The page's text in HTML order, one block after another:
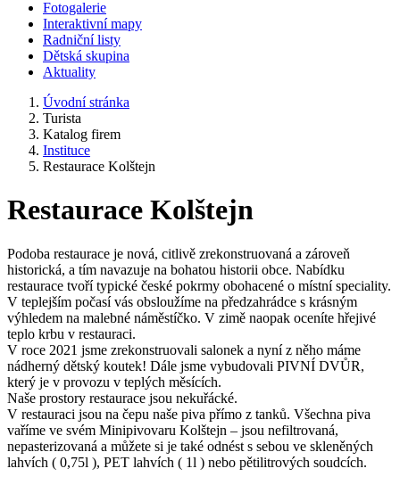
Fotogalerie
Interaktivní mapy
Radniční listy
Dětská skupina
Aktuality
Úvodní stránka
Turista
Katalog firem
Instituce
Restaurace Kolštejn
Restaurace Kolštejn
Podoba restaurace je nová, citlivě zrekonstruovaná a zároveň
historická, a tím navazuje na bohatou historii obce. Nabídku
restaurace tvoří typické české pokrmy obohacené o místní speciality.
V teplejším počasí vás obsloužíme na předzahrádce s krásným
výhledem na malebné náměstíčko. V zimě naopak oceníte hřejivé
teplo krbu v restauraci.
V roce 2021 jsme zrekonstruovali salonek a nyní z něho máme
nádherný dětský koutek! Dále jsme vybudovali PIVNÍ DVŮR,
který je v provozu v teplých měsících.
Naše prostory restaurace jsou nekuřácké.
V restauraci jsou na čepu naše piva přímo z tanků. Všechna piva
vaříme ve svém Minipivovaru Kolštejn – jsou nefiltrovaná,
nepasterizovaná a můžete si je také odnést s sebou ve skleněných
lahvích ( 0,75l ), PET lahvích ( 1l ) nebo pětilitrových soudcích.